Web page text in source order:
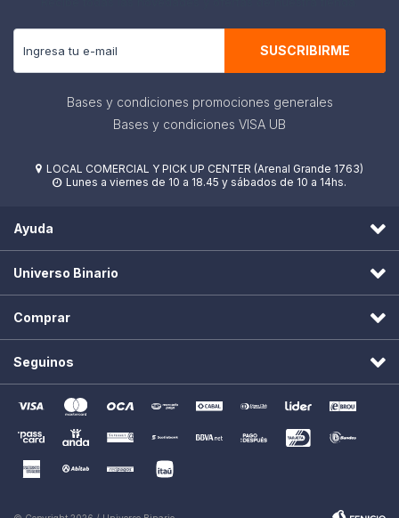
SUSCRIBIRME
Bases y condiciones promociones generales
Bases y condiciones VISA UB
 LOCAL COMERCIAL Y PICK UP CENTER (Arenal Grande 1763)
 Lunes a viernes de 10 a 18.45 y sábados de 10 a 14hs.
Ayuda
Universo Binario
Comprar
Seguinos